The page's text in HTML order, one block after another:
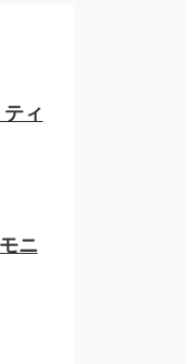
ィ
ニ